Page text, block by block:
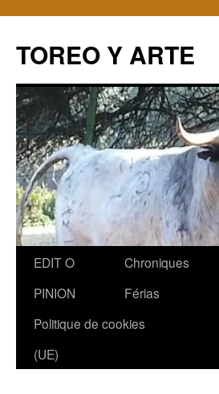
TOREO Y ARTE
Aller
contenu
EDIT O
PINION
Chroniques
Férias
Politique de cookies
(UE)